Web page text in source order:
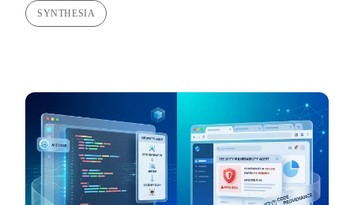
SYNTHESIA